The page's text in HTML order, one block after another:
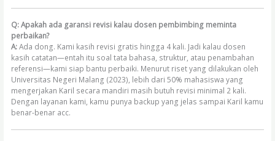
Q: Apakah ada garansi revisi kalau dosen pembimbing meminta
perbaikan?
A:Ada dong. Kami kasih revisi gratis hingga 4 kali. Jadi kalau dosen
kasih catatan—entah itu soal tata bahasa, struktur, atau penambahan
referensi—kami siap bantu perbaiki. Menurut riset yang dilakukan oleh
Universitas Negeri Malang (2023), lebih dari 50% mahasiswa yang
mengerjakan Karil secara mandiri masih butuh revisi minimal 2 kali.
Dengan layanan kami, kamu punya backup yang jelas sampai Karil kamu
benar-benar acc.